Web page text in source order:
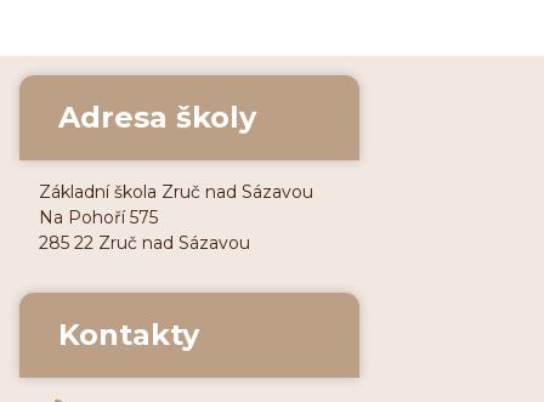
Adresa školy
Základní škola Zruč nad Sázavou
Na Pohoří 575
285 22 Zruč nad Sázavou
Kontakty